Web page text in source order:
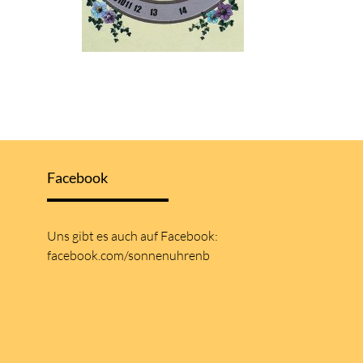
Facebook
Uns gibt es auch auf Facebook:
facebook.com/sonnenuhrenb